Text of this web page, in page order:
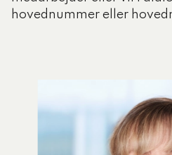
En runde to på
forespørgsel efter en
dyre enkeltsager.
Dette er nu aftalt iværksat,
hovednummer eller